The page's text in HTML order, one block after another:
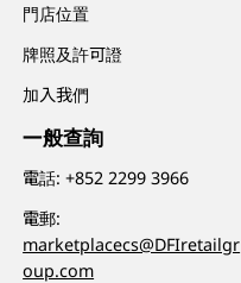
門店位置
牌照及許可證
加入我們
一般查詢
電話:+852 2299 3966
電郵:
marketplacecs@DFIretailgr
oup.com